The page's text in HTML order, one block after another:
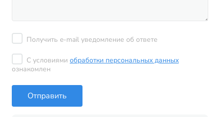
Получить e-mail уведомление об ответе
С условиями обработки персональных данных
ознакомлен
Отправить